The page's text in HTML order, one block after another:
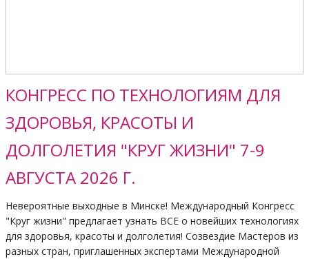
КОНГРЕСС ПО ТЕХНОЛОГИЯМ ДЛЯ
ЗДОРОВЬЯ, КРАСОТЫ И
ДОЛГОЛЕТИЯ "КРУГ ЖИЗНИ" 7-9
АВГУСТА 2026 Г.
Невероятные выходные в Минске! Международный Конгресс
"Круг жизни" предлагает узнать ВСЕ о новейших технологиях
для здоровья, красоты и долголетия! Созвездие Мастеров из
разных стран, приглашенных экспертами Международной